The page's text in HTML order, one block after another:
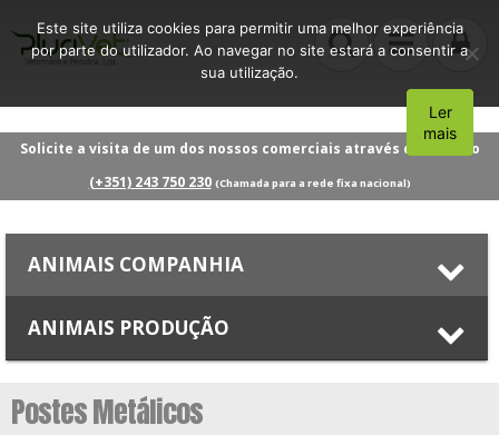
Solicite a visita de um dos nossos comerciais através do número
(+351) 243 750 230 (Chamada para a rede fixa nacional)
ANIMAIS COMPANHIA
ANIMAIS PRODUÇÃO
Postes Metálicos
Este site utiliza cookies para permitir uma melhor experiência
por parte do utilizador. Ao navegar no site estará a consentir a
sua utilização.
Aceito
Ler
mais